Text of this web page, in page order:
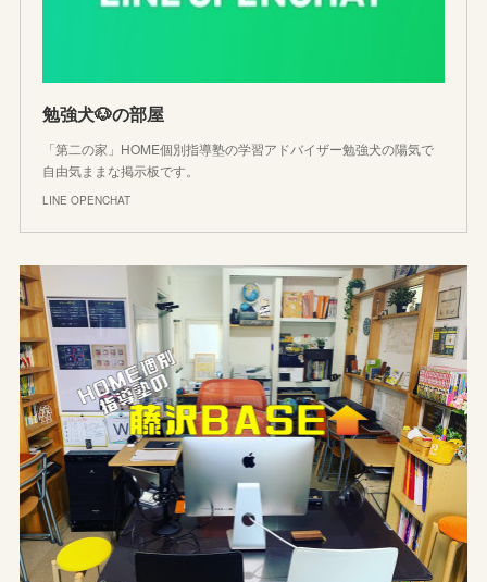
勉強犬🐶の部屋
「第二の家」HOME個別指導塾の学習アドバイザー勉強犬の陽気で
自由気ままな掲示板です。
LINE OPENCHAT